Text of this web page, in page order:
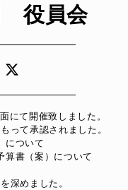
役員会
にて開催致しました。
って承認されました。
ついて
書（案）について
深めました。